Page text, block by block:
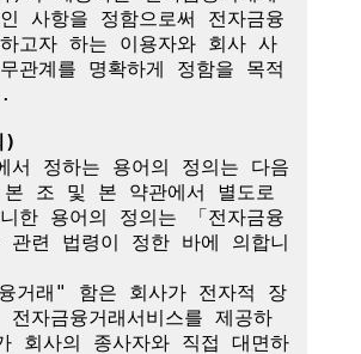
사항을 정함으로써 전자금융
고자 하는 이용자와 회사 사
관계를 명확하게 정함을 목적
)
정하는 용어의 정의는 다음
조 및 본 약관에서 별도로
한 용어의 정의는 「전자금융
관련 법령이 정한 바에 의합니
거래" 함은 회사가 전자적 장
자금융거래서비스를 제공하
회사의 종사자와 직접 대면하